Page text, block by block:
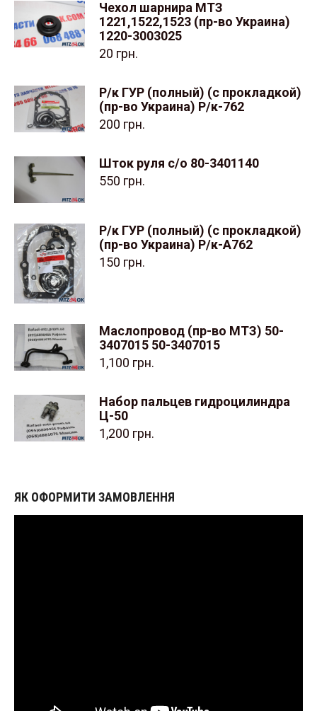
Чехол шарнира МТЗ
1221,1522,1523 (пр-во Украина)
1220-3003025
20 грн.
Р/к ГУР (полный) (с прокладкой)
(пр-во Украина) Р/к-762
200 грн.
Шток руля с/о 80-3401140
550 грн.
Р/к ГУР (полный) (с прокладкой)
(пр-во Украина) Р/к-А762
150 грн.
Маслопровод (пр-во МТЗ) 50-
3407015 50-3407015
1,100 грн.
Набор пальцев гидроцилиндра
Ц-50
1,200 грн.
ЯК ОФОРМИТИ ЗАМОВЛЕННЯ